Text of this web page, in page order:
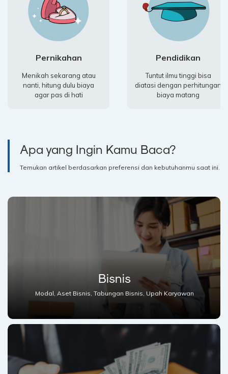
Pernikahan
Menikah sekarang atau
nanti, hitung dulu biaya
agar pas di hati
Pendidikan
Tuntut ilmu tinggi bisa
diatasi dengan perhitungan
biaya matang
Apa yang Ingin Kamu Baca?
Temukan artikel berdasarkan preferensi dan kebutuhanmu saat ini.
Bisnis
Modal, Aset Bisnis, Tabungan Bisnis, Upah Karyawan